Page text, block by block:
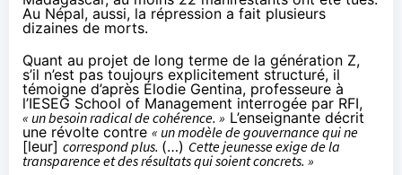
Au Népal, aussi, la répression a fait plusieurs
dizaines de morts.
Quant au projet de long terme de la génération Z,
s’il n’est pas toujours explicitement structuré, il
témoigne d’après Élodie Gentina, professeure à
l’IESEG School of Management interrogée par RFI,
« un besoin radical de cohérence. » L’enseignante décrit
une révolte contre « un modèle de gouvernance qui ne
[leur] correspond plus. (…) Cette jeunesse exige de la
transparence et des résultats qui soient concrets. »